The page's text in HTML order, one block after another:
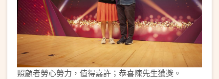
照顧者勞心勞力，值得嘉許；恭喜陳先生獲獎。